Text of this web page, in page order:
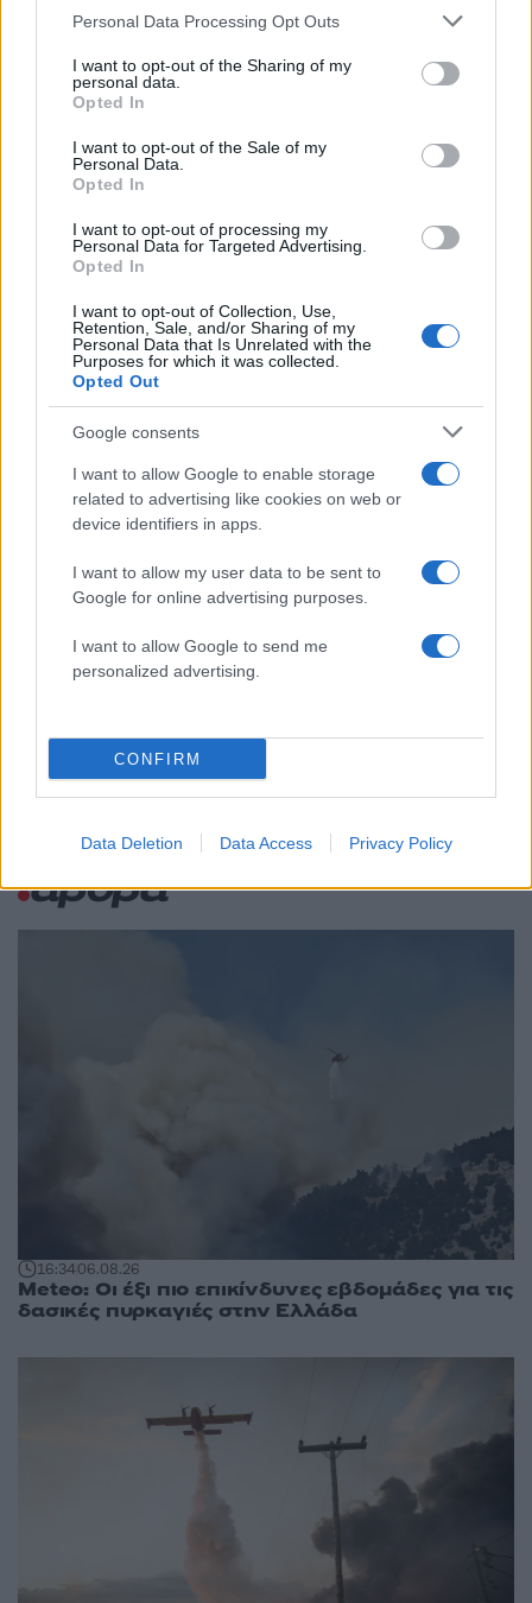
Please note that this website/app uses one or more Google
not limited to your visit or usage behaviour. You may click to
grant or deny consent to Google and its third-party tags to
use your data for below specified purposes in below Google
consent section.
Personal Data Processing Opt Outs
I want to opt-out of the Sharing of my
personal data.
Opted In
I want to opt-out of the Sale of my
Personal Data.
Opted In
I want to opt-out of processing my
Personal Data for Targeted Advertising.
Opted In
I want to opt-out of Collection, Use,
Retention, Sale, and/or Sharing of my
Personal Data that Is Unrelated with the
Purposes for which it was collected.
Opted Out
Google consents
I want to allow Google to enable storage
related to advertising like cookies on web or
device identifiers in apps.
I want to allow my user data to be sent to
Google for online advertising purposes.
I want to allow Google to send me
personalized advertising.
CONFIRM
Data Deletion Data Access Privacy Policy
«Βαριά καμπάνα» στον 27χρονο τράπερ
δρόμο με όριο τα 80
Μητσοτάκης στην υπογραφή συμφωνίας
Κύπρου: «Ισχυρή ψήφος εμπιστοσύνης» η
είσοδος της Meridiam στην GSI
Πιο σχολιασμένα
κατασκευή του αεροσκάφους που θα
επιχειρεί και τη νύχτα στα μέτωπα της
φωτιάς
Αυγερινός, Μουτσάτσου και ακόμη 20
πρώην στελέχη κατά Καρυστιανού: «Δεν
αποχωρήσαμε για καρέκλες», αιχμές για
Το πολωμένο μελτέμι που τροφοδότησε
τις φωτιές σε Αττική και Βοιωτία: «Από τα
ισχυρότερα επεισόδια των τελευταίων 50
Κρανίου τόπος το Πόρτο Γερμενό μετά το
καταστροφικό πέρασμα της φωτιάς –
Ξεκίνησε η αυτοψία στα καμένα σπίτια
Οδηγός στη Μύκονο άρπαξε τσάντα
Ελλάδα: Περισσότερα
άρθρα
16:3406.08.26
Meteo: Οι έξι πιο επικίνδυνες εβδομάδες για τις
δασικές πυρκαγιές στην Ελλάδα